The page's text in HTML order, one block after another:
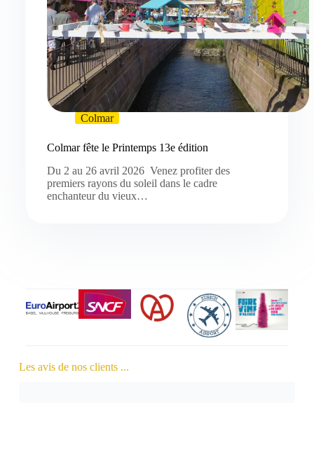
Colmar
Colmar fête le Printemps 13e édition
Du 2 au 26 avril 2026 Venez profiter des
premiers rayons du soleil dans le cadre
enchanteur du vieux…
Les avis de nos clients ...